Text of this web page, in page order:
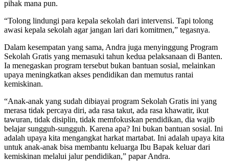
pihak mana pun.
“Tolong lindungi para kepala sekolah dari intervensi. Tapi tolong
awasi kepala sekolah agar jangan lari dari komitmen,” tegasnya.
Dalam kesempatan yang sama, Andra juga menyinggung Program
Sekolah Gratis yang memasuki tahun kedua pelaksanaan di Banten.
Ia menegaskan program tersebut bukan bantuan sosial, melainkan
upaya meningkatkan akses pendidikan dan memutus rantai
kemiskinan.
“Anak-anak yang sudah dibiayai program Sekolah Gratis ini yang
merasa tidak percaya diri, ada rasa takut, ada rasa khawatir, ikut
tawuran, tidak disiplin, tidak memfokuskan pendidikan, dia wajib
belajar sungguh-sungguh. Karena apa? Ini bukan bantuan sosial. Ini
adalah upaya kita mengangkat harkat martabat. Ini adalah upaya kita
untuk anak-anak bisa membantu keluarga Ibu Bapak keluar dari
kemiskinan melalui jalur pendidikan,” papar Andra.